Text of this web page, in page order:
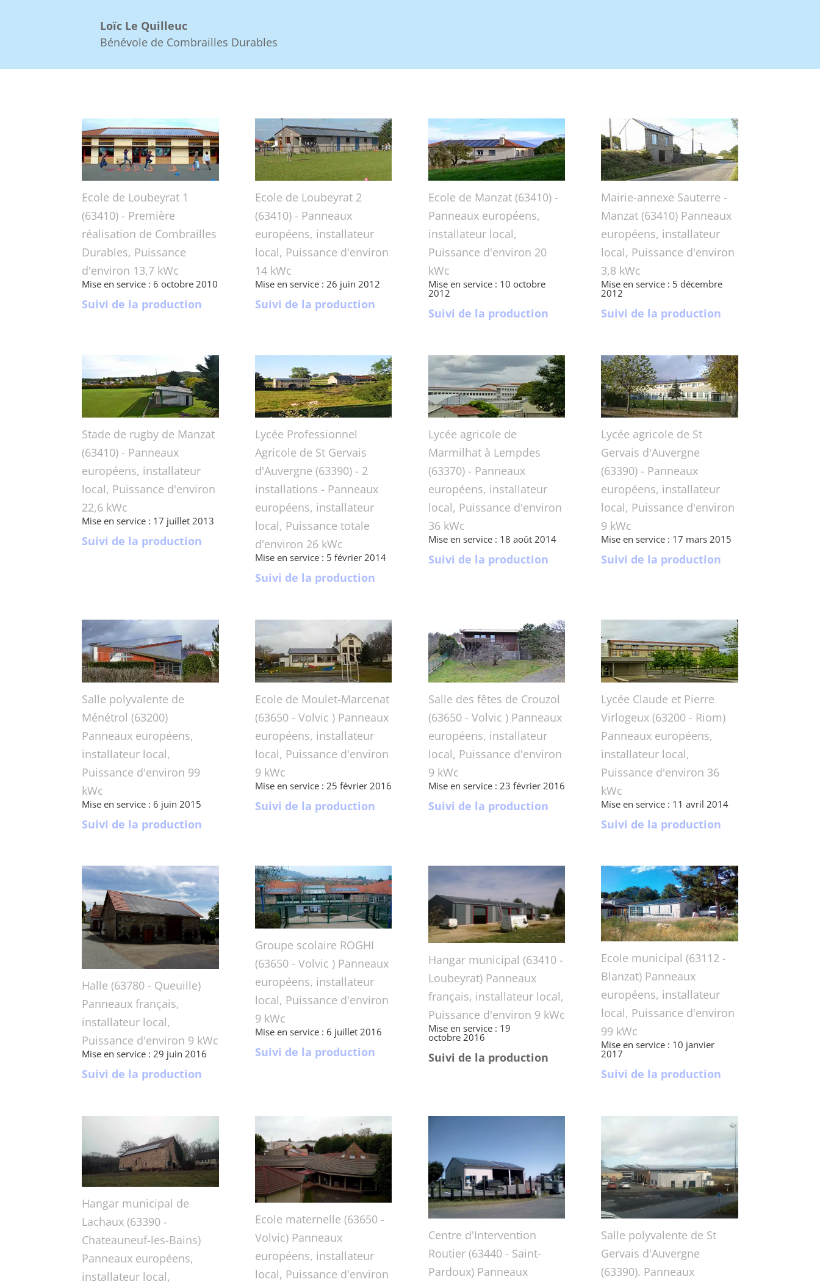
Loïc Le Quilleuc
Bénévole de Combrailles Durables
Ecole de Loubeyrat 1
(63410) - Première
réalisation de Combrailles
Durables, Puissance
d'environ 13,7 kWc
Mise en service : 6 octobre 2010
Suivi de la production
Ecole de Loubeyrat 2
(63410) - Panneaux
européens, installateur
local, Puissance d'environ
14 kWc
Mise en service : 26 juin 2012
Suivi de la production
Ecole de Manzat (63410) -
Panneaux européens,
installateur local,
Puissance d'environ 20
kWc
Mise en service : 10 octobre
2012
Suivi de la production
Mairie-annexe Sauterre -
Manzat (63410) Panneaux
européens, installateur
local, Puissance d'environ
3,8 kWc
Mise en service : 5 décembre
2012
Suivi de la production
Stade de rugby de Manzat
(63410) - Panneaux
européens, installateur
local, Puissance d'environ
22,6 kWc
Mise en service : 17 juillet 2013
Suivi de la production
Lycée Professionnel
Agricole de St Gervais
d'Auvergne (63390) - 2
installations - Panneaux
européens, installateur
local, Puissance totale
d'environ 26 kWc
Mise en service : 5 février 2014
Suivi de la production
Lycée agricole de
Marmilhat à Lempdes
(63370) - Panneaux
européens, installateur
local, Puissance d'environ
36 kWc
Mise en service : 18 août 2014
Suivi de la production
Lycée agricole de St
Gervais d'Auvergne
(63390) - Panneaux
européens, installateur
local, Puissance d'environ
9 kWc
Mise en service : 17 mars 2015
Suivi de la production
Salle polyvalente de
Ménétrol (63200)
Panneaux européens,
installateur local,
Puissance d'environ 99
kWc
Mise en service : 6 juin 2015
Suivi de la production
Ecole de Moulet-Marcenat
(63650 - Volvic ) Panneaux
européens, installateur
local, Puissance d'environ
9 kWc
Mise en service : 25 février 2016
Suivi de la production
Salle des fêtes de Crouzol
(63650 - Volvic ) Panneaux
européens, installateur
local, Puissance d'environ
9 kWc
Mise en service : 23 février 2016
Suivi de la production
Lycée Claude et Pierre
Virlogeux (63200 - Riom)
Panneaux européens,
installateur local,
Puissance d'environ 36
kWc
Mise en service : 11 avril 2014
Suivi de la production
Halle (63780 - Queuille)
Panneaux français,
installateur local,
Puissance d'environ 9 kWc
Mise en service : 29 juin 2016
Suivi de la production
Groupe scolaire ROGHI
(63650 - Volvic ) Panneaux
européens, installateur
local, Puissance d'environ
9 kWc
Mise en service : 6 juillet 2016
Suivi de la production
Hangar municipal (63410 -
Loubeyrat) Panneaux
français, installateur local,
Puissance d'environ 9 kWc
Mise en service : 19
octobre 2016
Suivi de la production
Ecole municipal (63112 -
Blanzat) Panneaux
européens, installateur
local, Puissance d'environ
99 kWc
Mise en service : 10 janvier
2017
Suivi de la production
Hangar municipal de
Lachaux (63390 -
Chateauneuf-les-Bains)
Panneaux européens,
installateur local,
Ecole maternelle (63650 -
Volvic) Panneaux
européens, installateur
local, Puissance d'environ
Centre d'Intervention
Routier (63440 - Saint-
Pardoux) Panneaux
Salle polyvalente de St
Gervais d'Auvergne
(63390). Panneaux